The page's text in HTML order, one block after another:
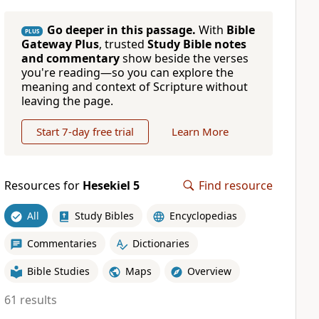
PLUS Go deeper in this passage. With Bible
Gateway Plus, trusted Study Bible notes
and commentaryshow beside the verses
you're reading—so you can explore the
meaning and context of Scripture without
leaving the page.
Start 7-day free trial Learn More
Resources for Hesekiel 5 Find resource
All Study Bibles Encyclopedias
Commentaries Dictionaries
Bible Studies Maps Overview
61 results